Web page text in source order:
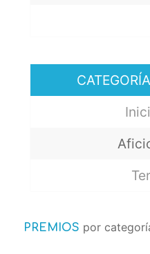
PREMIOS por